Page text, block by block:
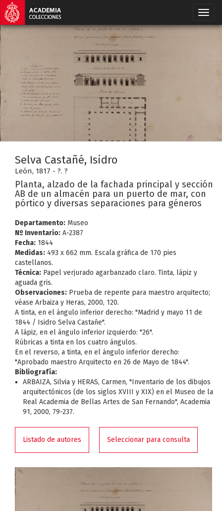
Selva Castañé, Isidro
León, 1817 - ?. ?
Planta, alzado de la fachada principal y sección
AB de un almacén para un puerto de mar, con
pórtico y diversas separaciones para géneros
Departamento: Museo
Nº Inventario: A-2387
Fecha: 1844
Medidas: 493 x 662 mm. Escala gráfica de 170 pies
castellanos.
Técnica: Papel verjurado agarbanzado claro. Tinta, lápiz y
aguada gris.
Observaciones: Prueba de repente para maestro arquitecto;
véase Arbaiza y Heras, 2000, 120.
A tinta, en el ángulo inferior derecho: "Madrid y mayo 11 de
1844 / Isidro Selva Castañe".
A lápiz, en el ángulo inferior izquierdo: "26".
Rúbricas a tinta en los cuatro ángulos.
En el reverso, a tinta, en el ángulo inferior derecho:
"Aprobado maestro Arquitecto en 26 de Mayo de 1844".
Bibliografía:
ARBAIZA, Silvia y HERAS, Carmen, "Inventario de los dibujos
arquitectónicos (de los siglos XVIII y XIX) en el Museo de la
Real Academia de Bellas Artes de San Fernando", Academia
91, 2000, 79-237.
Listado de autores Seleccionar para consulta